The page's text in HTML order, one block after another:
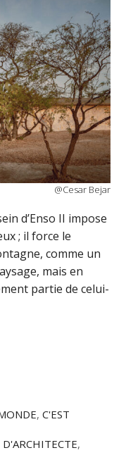
@Cesar Bejar
d’Enso II impose
; il force le
comme un
mais en
partie de celui-
,C'EST
,